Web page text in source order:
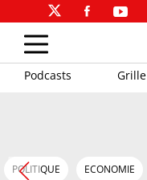
Podcasts Grille
POLITIQUE ECONOMIE